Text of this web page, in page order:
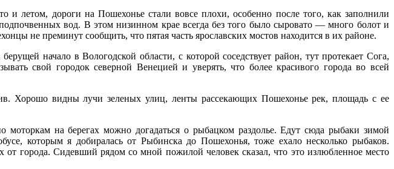
летом, дороги на Пошехонье стали вовсе плохи, особенно после того, как заполнили
вод. В этом низинном крае всегда без того было сыровато — много болот и
не преминут сообщить, что пятая часть ярославских мостов находится в их районе.
начало в Вологодской области, с которой соседствует район, тут протекает Сога,
свой городок северной Венецией и уверять, что более красивого города во всей
Хорошо видны лучи зеленых улиц, ленты рассекающих Пошехонье рек, площадь с ее
на берегах можно догадаться о рыбацком раздолье. Едут сюда рыбаки зимой
которым я добиралась от Рыбинска до Пошехонья, тоже ехало несколько рыбаков.
города. Сидевший рядом со мной пожилой человек сказал, что это излюбленное место